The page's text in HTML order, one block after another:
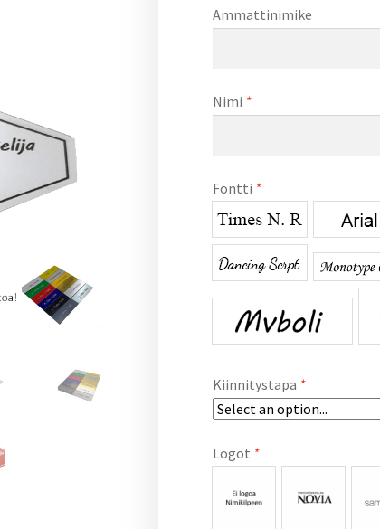
Ammattinimike
Nimi *
Fontti *
Kiinnitystapa *
Logot *